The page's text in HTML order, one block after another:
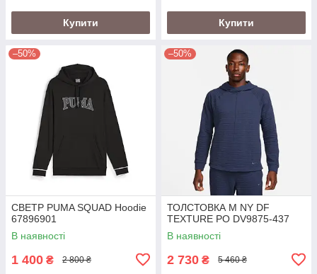
Купити Купити
–50%
СВЕТР PUMA SQUAD Hoodie
67896901
В наявності
1 400 ₴ 2 800 ₴
–50%
ТОЛСТОВКА M NY DF
TEXTURE PO DV9875-437
В наявності
2 730 ₴ 5 460 ₴